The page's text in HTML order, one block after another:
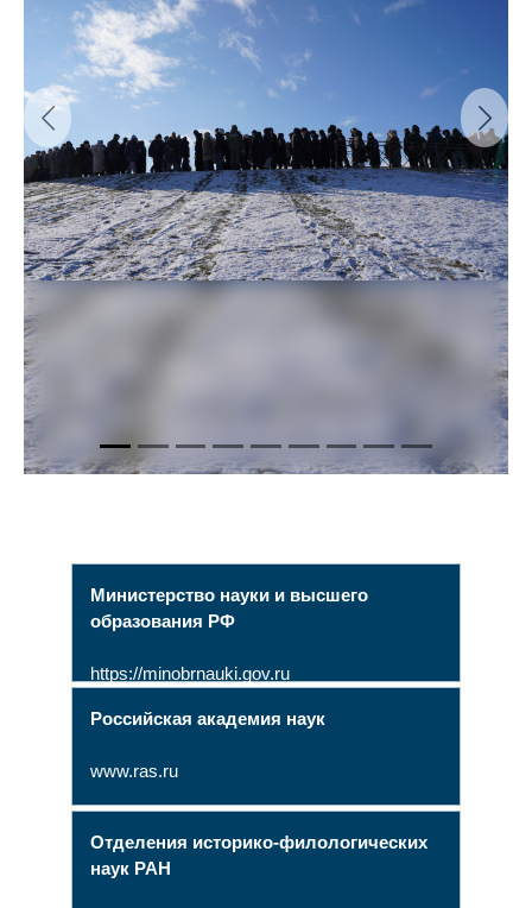
Previous Next
Министерство науки и высшего
образования РФ
https://minobrnauki.gov.ru
Российская академия наук
www.ras.ru
Отделения историко-филологических
наук РАН